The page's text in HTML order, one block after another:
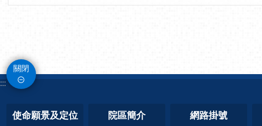
關閉
:::
使命願景及定位 院區簡介 網路掛號